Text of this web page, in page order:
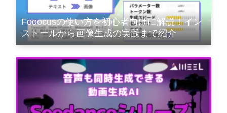
Fooocusの使い方を初心者向けに解説！イン
ストールから画像生成の実践まで紹介